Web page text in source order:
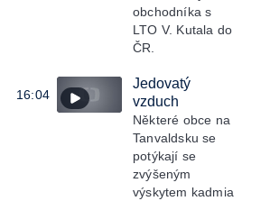
obchodníka s
LTO V. Kutala do
ČR.
16:04
Jedovatý
vzduch
Některé obce na
Tanvaldsku se
potýkají se
zvýšeným
výskytem kadmia